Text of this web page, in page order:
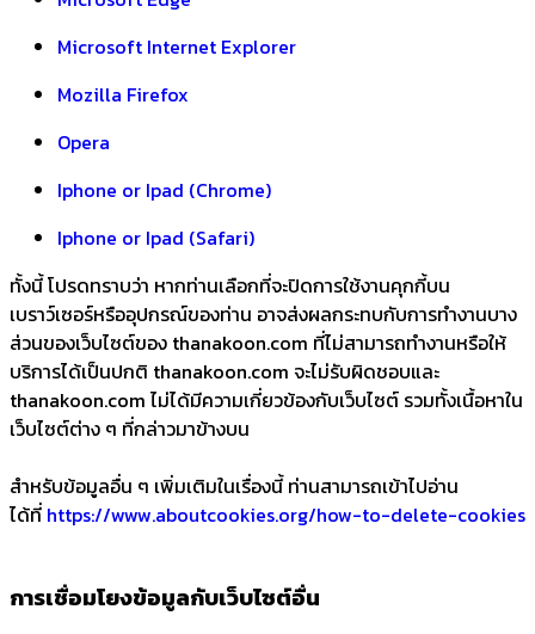
Microsoft Internet Explorer
Mozilla Firefox
Opera
Iphone or Ipad (Chrome)
Iphone or Ipad (Safari)
ทั้งนี้ โปรดทราบว่า หากท่านเลือกที่จะปิดการใช้งานคุกกี้บน
เบราว์เซอร์หรืออุปกรณ์ของท่าน อาจส่งผลกระทบกับการทำงานบาง
ส่วนของเว็บไซต์ของ thanakoon.com ที่ไม่สามารถทำงานหรือให้
บริการได้เป็นปกติ thanakoon.com จะไม่รับผิดชอบและ
thanakoon.com ไม่ได้มีความเกี่ยวข้องกับเว็บไซต์ รวมทั้งเนื้อหาใน
เว็บไซต์ต่าง ๆ ที่กล่าวมาข้างบน
สำหรับข้อมูลอื่น ๆ เพิ่มเติมในเรื่องนี้ ท่านสามารถเข้าไปอ่าน
ได้ที่ https://www.aboutcookies.org/how-to-delete-cookies
การเชื่อมโยงข้อมูลกับเว็บไซต์อื่น